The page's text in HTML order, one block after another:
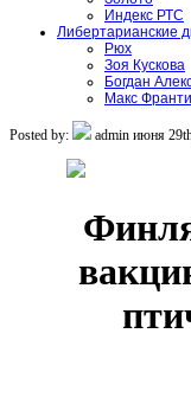
Индекс РТС
Либертарианские
Рюх
Зоя Кускова
Богдан
Макс
Posted by: admin июня